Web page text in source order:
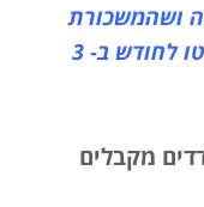
ושהמשכורת
לא תהיה מעל 7,990 ש"ח ברוטו לחודש ב- 3
מהמתמודדים מקבלים